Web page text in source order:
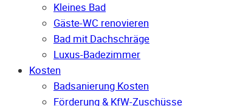
Kleines Bad
Gäste-WC renovieren
Bad mit Dachschräge
Luxus-Badezimmer
Kosten
Badsanierung Kosten
Förderung & KfW-Zuschüsse